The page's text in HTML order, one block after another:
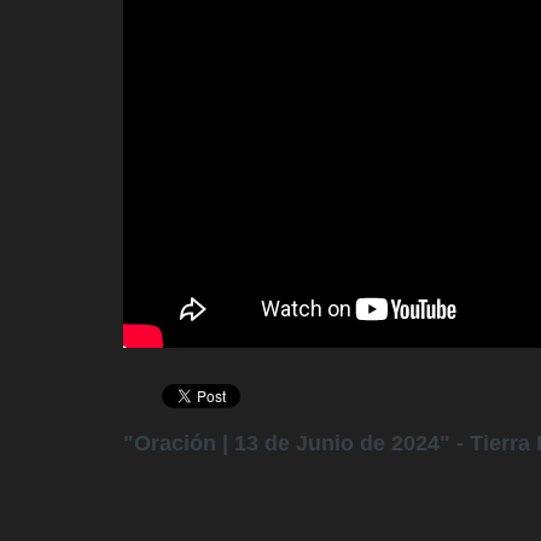
"Oración | 13 de Junio de 2024" - Tierra